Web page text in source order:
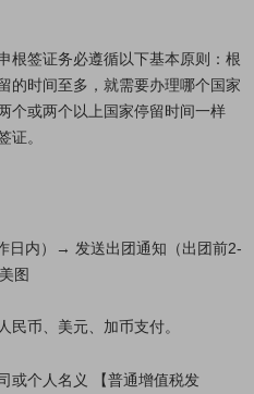
根签证务必遵循以下基本原则：根
的时间至多，就需要办理哪个国家
个或两个以上国家停留时间一样
证。
日内）→ 发送出团通知（出团前2-
图
民币、美元、加币支付。
或个人名义 【普通增值税发